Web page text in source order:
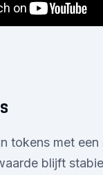
tokens met
blijft